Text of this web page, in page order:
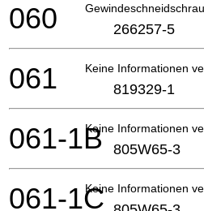
060 266257-5
Keine Informationen
061 819329-1
Keine Informationen
061-1B 805W65-3
Keine Informationen
061-1C